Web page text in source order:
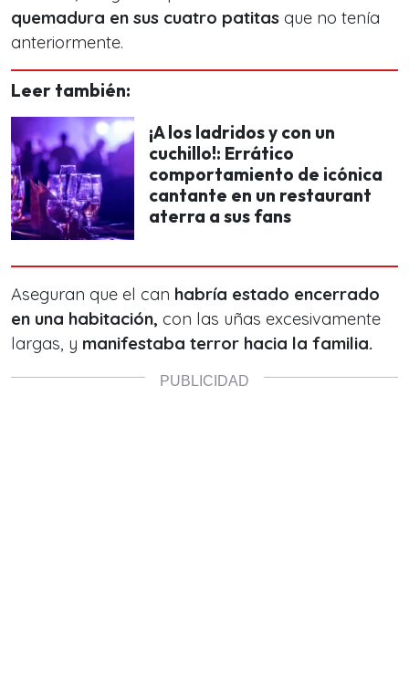
quemadura en sus cuatro patitas que no tenía
anteriormente.
Leer también:
¡A los ladridos y con un
cuchillo!: Errático
comportamiento de icónica
cantante en un restaurant
aterra a sus fans
Aseguran que el can habría estado encerrado
en una habitación, con las uñas excesivamente
largas, y manifestaba terror hacia la familia.